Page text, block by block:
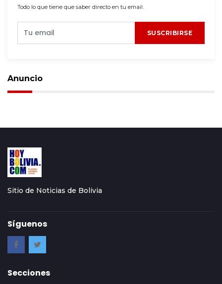
Todo lo que tiene que saber directo en tu email.
SUSCRIBIRSE
Anuncio
Sitio de Noticias de Bolivia
Síguenos
Secciones